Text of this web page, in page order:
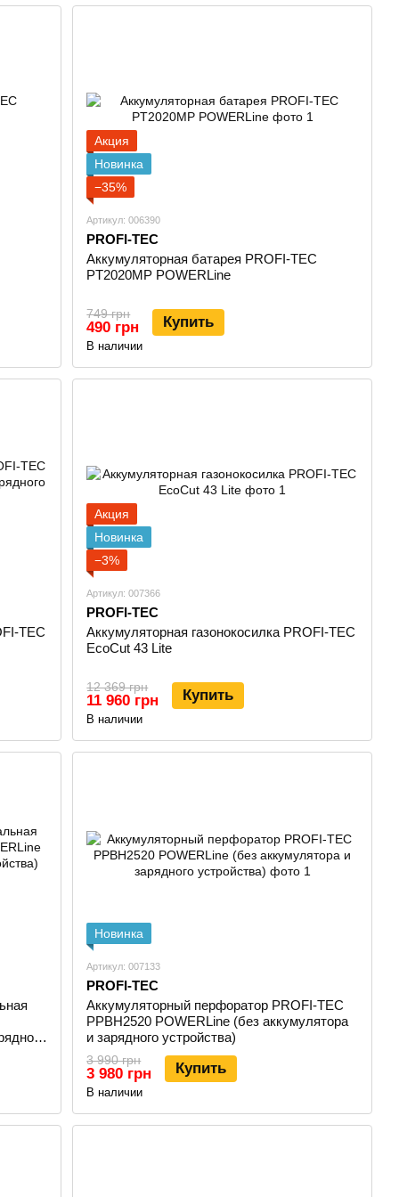
типа Makita , аналогичную платформам Procraft и
удобство совместимости и гибкость при
напряжения, сварочные аппараты;
от перегрева, перегрузки и короткого замыкания.
оборудования:
за участком:
вибрации, эргономичные рукоятки и экономичные
Акция
Новинка
−35%
Артикул: 006390
PROFI-TEC
Аккумуляторная батарея PROFI-TEC
PT2020MP POWERLine
749 грн
490 грн Купить
В наличии
TEC
Акция
Новинка
−3%
Артикул: 007366
PROFI-TEC
Аккумуляторная газонокосилка PROFI-TEC
EcoCut 43 Lite
12 369 грн
11 960 грн Купить
В наличии
Новинка
Артикул: 007133
PROFI-TEC
Аккумуляторный перфоратор PROFI-TEC
PPBH2520 POWERLine (без аккумулятора
и зарядного устройства)
3 990 грн
3 980 грн Купить
В наличии